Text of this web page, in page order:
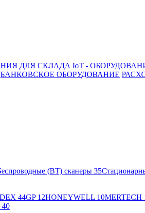
ДЛЯ СКЛАДА IoT -
БАНКОВСКОЕ ОБОРУДОВАНИЕ
(BT) сканеры 35
44GP12HONEYWELL 10MERTECH
40